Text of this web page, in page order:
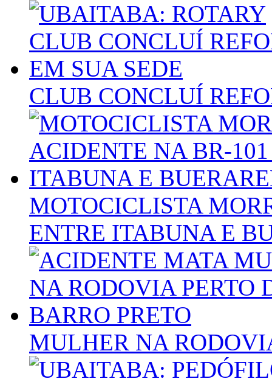
CLUB CONCLUÍ
MOTOCICLISTA
ENTRE ITABUNA E
MULHER NA